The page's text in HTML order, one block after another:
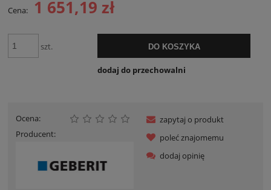
Cena: 1 651,19 zł
szt. DO KOSZYKA
dodaj do przechowalni
Ocena:
Producent:
zapytaj o produkt
poleć znajomemu
dodaj opinię